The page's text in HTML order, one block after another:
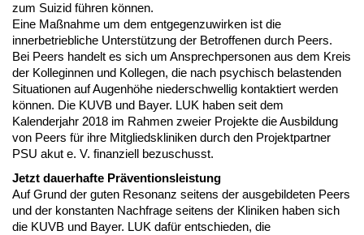
zum Suizid führen können.
Eine Maßnahme um dem entgegenzuwirken ist die
innerbetriebliche Unterstützung der Betroffenen durch Peers.
Bei Peers handelt es sich um Ansprechpersonen aus dem Kreis
der Kolleginnen und Kollegen, die nach psychisch belastenden
Situationen auf Augenhöhe niederschwellig kontaktiert werden
können. Die KUVB und Bayer. LUK haben seit dem
Kalenderjahr 2018 im Rahmen zweier Projekte die Ausbildung
von Peers für ihre Mitgliedskliniken durch den Projektpartner
PSU akut e. V. finanziell bezuschusst.
Jetzt dauerhafte Präventionsleistung
Auf Grund der guten Resonanz seitens der ausgebildeten Peers
und der konstanten Nachfrage seitens der Kliniken haben sich
die KUVB und Bayer. LUK dafür entschieden, die